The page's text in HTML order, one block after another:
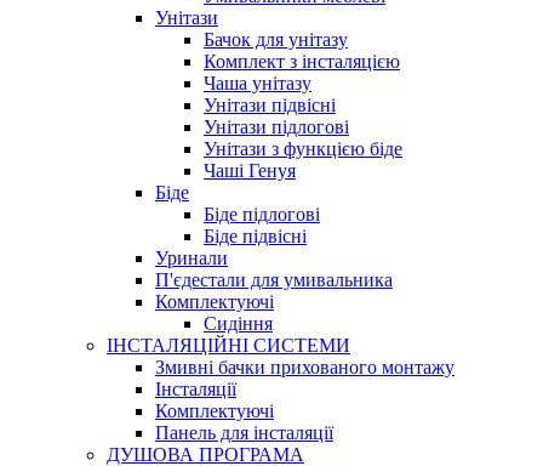
Унітази
Бачок для унітазу
Комплект з інсталяцією
Чаша унітазу
Унітази підвісні
Унітази підлогові
Унітази з функцією біде
Чаші Генуя
Біде
Біде підлогові
Біде підвісні
Уринали
П'єдестали для умивальника
Комплектуючі
Сидіння
ІНСТАЛЯЦІЙНІ СИСТЕМИ
Змивні бачки прихованого монтажу
Інсталяції
Комплектуючі
Панель для інсталяції
ДУШОВА ПРОГРАМА